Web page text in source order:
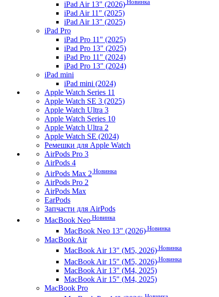
iPad Air 13" (2026) Новинка
iPad Air 11" (2025)
iPad Air 13" (2025)
iPad Pro
iPad Pro 11" (2025)
iPad Pro 13" (2025)
iPad Pro 11" (2024)
iPad Pro 13" (2024)
iPad mini
iPad mini (2024)
Apple Watch Series 11
Apple Watch SE 3 (2025)
Apple Watch Ultra 3
Apple Watch Series 10
Apple Watch Ultra 2
Apple Watch SE (2024)
Ремешки для Apple Watch
AirPods Pro 3
AirPods 4
AirPods Max 2 Новинка
AirPods Pro 2
AirPods Max
EarPods
Запчасти для AirPods
MacBook Neo Новинка
MacBook Neo 13" (2026) Новинка
MacBook Air
MacBook Air 13" (M5, 2026) Новинка
MacBook Air 15" (M5, 2026) Новинка
MacBook Air 13" (M4, 2025)
MacBook Air 15" (M4, 2025)
MacBook Pro